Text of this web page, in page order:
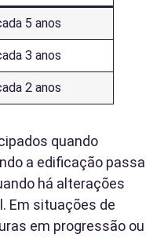
5 anos
3 anos
2 anos
quando
a edificação passa
há alterações
Em situações de
em progressão ou